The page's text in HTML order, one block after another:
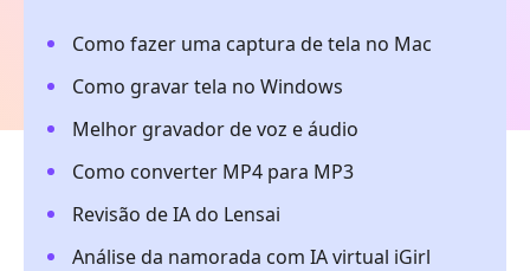
Como fazer uma captura de tela no Mac
Como gravar tela no Windows
Melhor gravador de voz e áudio
Como converter MP4 para MP3
Revisão de IA do Lensai
Análise da namorada com IA virtual iGirl